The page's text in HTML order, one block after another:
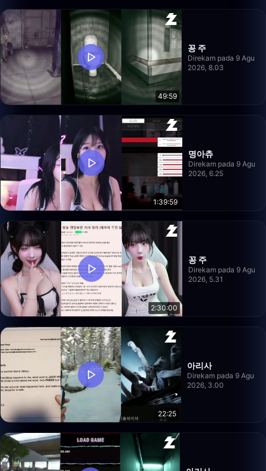
49:59
꽁 주
Direkam pada 9 Agu
2026, 8.03
1:39:59
명아츄
Direkam pada 9 Agu
2026, 6.25
2:30:00
꽁 주
Direkam pada 9 Agu
2026, 5.31
22:25
아리사
Direkam pada 9 Agu
2026, 3.00